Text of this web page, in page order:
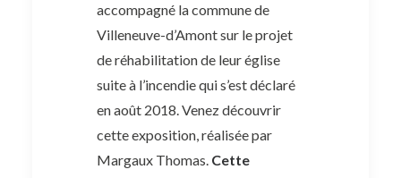
accompagné la commune de
Villeneuve-d’Amont sur le projet
de réhabilitation de leur église
suite à l’incendie qui s’est déclaré
en août 2018. Venez découvrir
cette exposition, réalisée par
Margaux Thomas. Cette